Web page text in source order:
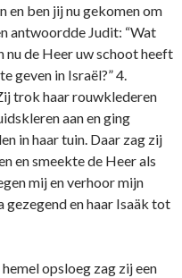
en ben jij nu gekomen om
antwoordde Judit: “Wat
nu de Heer uw schoot heeft
geven in Israël?” 4.
trok haar rouwklederen
aan en ging
in haar tuin. Daar zag zij
en smeekte de Heer als
mij en verhoor mijn
gezegend en haar Isaäk tot
opsloeg zag zij een